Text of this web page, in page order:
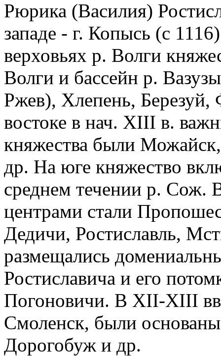
Рюрика (Василия)
западе - г. Копысь (с
верховьях р. Волги
Волги и бассейн р.
Ржев), Хлепень,
востоке в нач. XIII в.
княжества были
др. На юге княжество
среднем течении р.
центрами стали
Дедичи, Ростиславль,
размещались
Ростиславича и его
Погоновичи. В XII-XIII
Смоленск, были
Дорогобуж и др.